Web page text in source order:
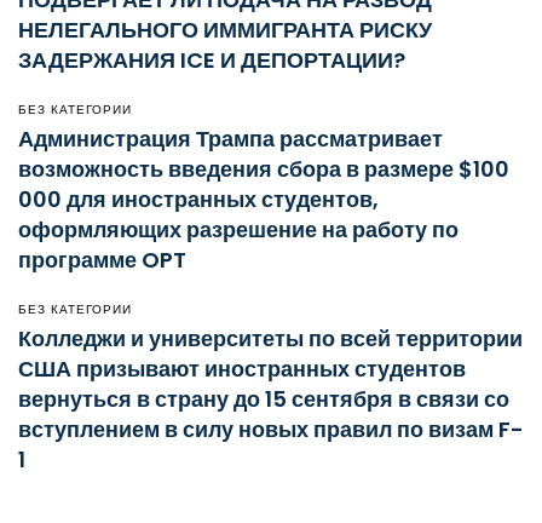
НЕЛЕГАЛЬНОГО ИММИГРАНТА РИСКУ
ЗАДЕРЖАНИЯ ICE И ДЕПОРТАЦИИ?
БЕЗ КАТЕГОРИИ
Администрация Трампа рассматривает
возможность введения сбора в размере $100
000 для иностранных студентов,
оформляющих разрешение на работу по
программе OPT
БЕЗ КАТЕГОРИИ
Колледжи и университеты по всей территории
США призывают иностранных студентов
вернуться в страну до 15 сентября в связи со
вступлением в силу новых правил по визам F-
1